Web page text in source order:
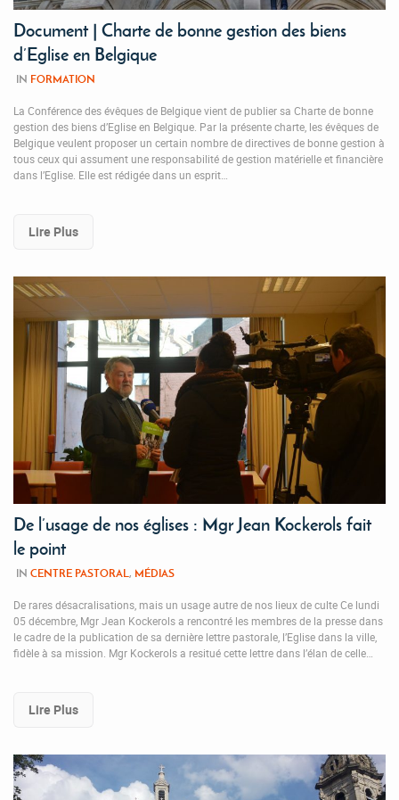
Document | Charte de bonne gestion des biens
d’Eglise en Belgique
IN FORMATION
La Conférence des évêques de Belgique vient de publier sa Charte de bonne
gestion des biens d’Eglise en Belgique. Par la présente charte, les évêques de
Belgique veulent proposer un certain nombre de directives de bonne gestion à
tous ceux qui assument une responsabilité de gestion matérielle et financière
dans l’Eglise. Elle est rédigée dans un esprit…
Lire Plus
De l’usage de nos églises : Mgr Jean Kockerols fait
le point
IN CENTRE PASTORAL, MÉDIAS
De rares désacralisations, mais un usage autre de nos lieux de culte Ce lundi
05 décembre, Mgr Jean Kockerols a rencontré les membres de la presse dans
le cadre de la publication de sa dernière lettre pastorale, l’Eglise dans la ville,
fidèle à sa mission. Mgr Kockerols a resitué cette lettre dans l’élan de celle…
Lire Plus